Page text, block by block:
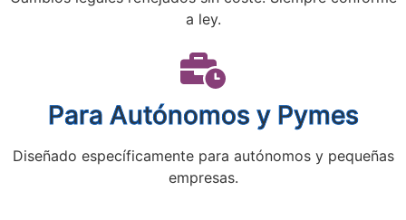
a ley.
Para Autónomos y Pymes
Diseñado específicamente para autónomos y pequeñas
empresas.